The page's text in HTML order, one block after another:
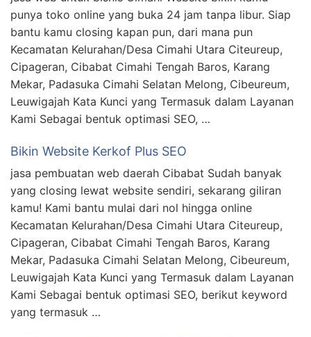
punya toko online yang buka 24 jam tanpa libur. Siap
bantu kamu closing kapan pun, dari mana pun
Kecamatan Kelurahan/Desa Cimahi Utara Citeureup,
Cipageran, Cibabat Cimahi Tengah Baros, Karang
Mekar, Padasuka Cimahi Selatan Melong, Cibeureum,
Leuwigajah Kata Kunci yang Termasuk dalam Layanan
Kami Sebagai bentuk optimasi SEO, …
Bikin Website Kerkof Plus SEO
jasa pembuatan web daerah Cibabat Sudah banyak
yang closing lewat website sendiri, sekarang giliran
kamu! Kami bantu mulai dari nol hingga online
Kecamatan Kelurahan/Desa Cimahi Utara Citeureup,
Cipageran, Cibabat Cimahi Tengah Baros, Karang
Mekar, Padasuka Cimahi Selatan Melong, Cibeureum,
Leuwigajah Kata Kunci yang Termasuk dalam Layanan
Kami Sebagai bentuk optimasi SEO, berikut keyword
yang termasuk …